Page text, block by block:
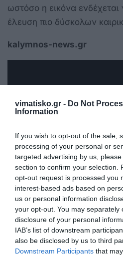
vimatisko.gr - Do Not
Information
If you wish to opt-out of the sale,
processing of your personal or
targeted advertising by us,
section to confirm your selection.
opt-out request is processed you
interest-based ads based on
us or personal information
your opt-out. You may separately
disclosure of your personal
IAB’s list of downstream
also be disclosed by us to third
Downstream Participants that
ωστόσο η εικόνα
έλευση πιο δύσκολων
kalymnos-news.gr